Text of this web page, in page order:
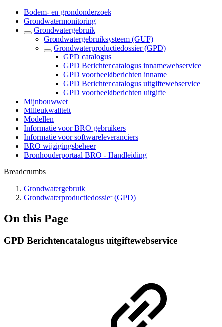
Bodem- en grondonderzoek
Grondwatermonitoring
Grondwatergebruik
Grondwatergebruiksysteem (GUF)
Grondwaterproductiedossier (GPD)
GPD catalogus
GPD Berichtencatalogus innamewebservice
GPD voorbeeldberichten inname
GPD Berichtencatalogus uitgiftewebservice
GPD voorbeeldberichten uitgifte
Mijnbouwwet
Milieukwaliteit
Modellen
Informatie voor BRO gebruikers
Informatie voor softwareleveranciers
BRO wijzigingsbeheer
Bronhouderportaal BRO - Handleiding
Breadcrumbs
Grondwatergebruik
Grondwaterproductiedossier (GPD)
On this Page
GPD Berichtencatalogus uitgiftewebservice